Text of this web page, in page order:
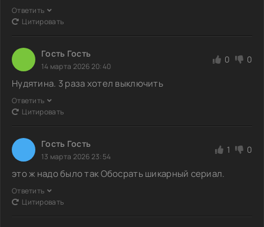
Ответить
Цитировать
Гость Гость
14 марта 2026 20:40
0 0
Нудятина. 3 раза хотел выключить
Ответить
Цитировать
Гость Гость
13 марта 2026 23:54
1 0
это ж надо было так Обосрать шикарный сериал.
Ответить
Цитировать